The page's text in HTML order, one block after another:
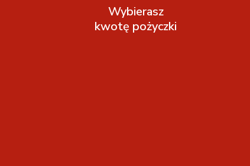
Wybierasz
kwotę pożyczki